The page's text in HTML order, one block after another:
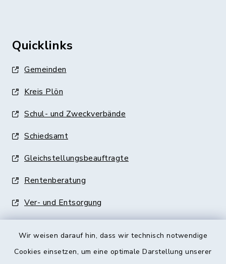
Wir weisen darauf hin, dass wir technisch notwendige
Cookies einsetzen, um eine optimale Darstellung unserer
Quicklinks
Gemeinden
Kreis Plön
Schul- und Zweckverbände
Schiedsamt
Gleichstellungsbeauftragte
Rentenberatung
Ver- und Entsorgung